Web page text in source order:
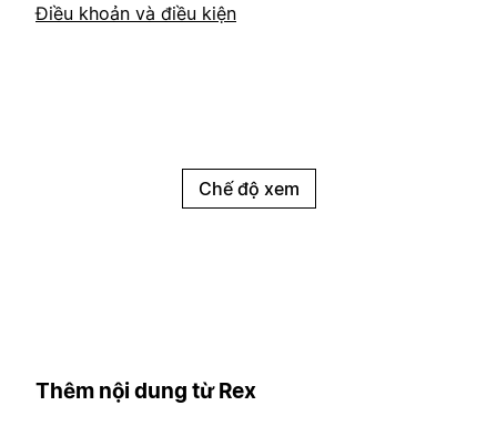
Điều khoản và điều kiện
Chế độ xem
Thêm nội dung từ Rex